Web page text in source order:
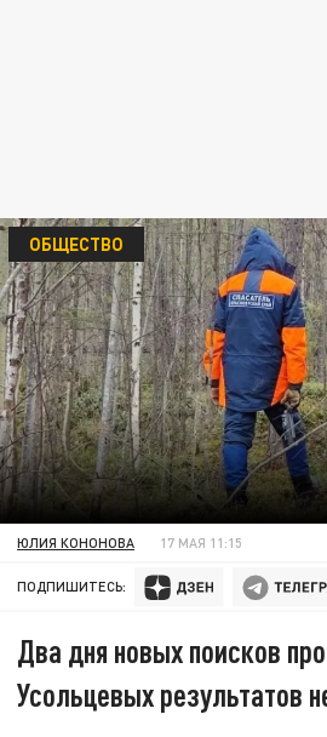
ОБЩЕСТВО
ЮЛИЯ КОНОНОВА 17 МАЯ 11:15
ПОДПИШИТЕСЬ:
Два дня новых поисков
Усольцевых результатов